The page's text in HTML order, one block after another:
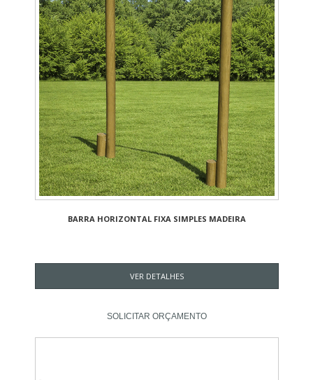
BARRA HORIZONTAL FIXA SIMPLES MADEIRA
VER DETALHES
SOLICITAR ORÇAMENTO